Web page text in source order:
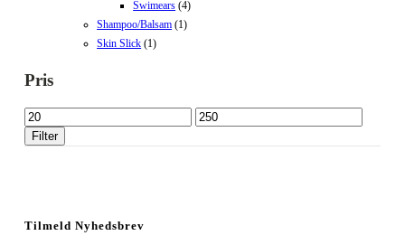
Swimears (4)
Shampoo/Balsam (1)
Skin Slick (1)
Pris
Mindste
pris
Højeste
pris
Filter
Tilmeld Nyhedsbrev